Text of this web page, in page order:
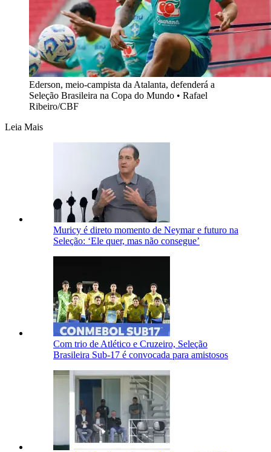
Ederson, meio-campista da Atalanta, defenderá a
Seleção Brasileira na Copa do Mundo • Rafael
Ribeiro/CBF
Leia Mais
Muricy é direto momento de Neymar e futuro na
Seleção: ‘Ele quer, mas não consegue’
Com trio de Atlético e Cruzeiro, Seleção
Brasileira Sub-17 é convocada para amistosos